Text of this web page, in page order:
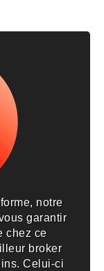
notre
garantir
chez ce
broker
Celui-ci